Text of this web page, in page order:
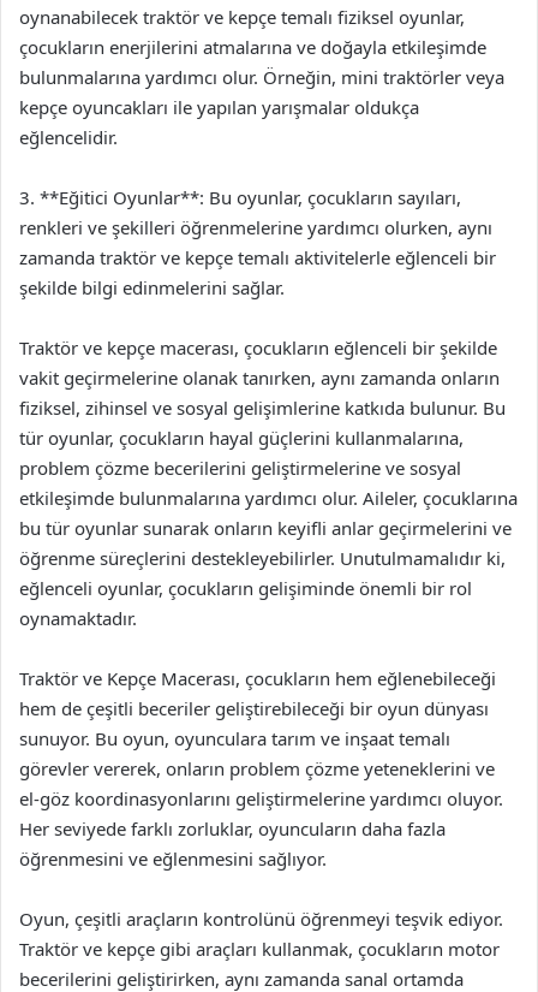
oynanabilecek traktör ve kepçe temalı fiziksel oyunlar,
çocukların enerjilerini atmalarına ve doğayla etkileşimde
bulunmalarına yardımcı olur. Örneğin, mini traktörler veya
kepçe oyuncakları ile yapılan yarışmalar oldukça
eğlencelidir.
3. **Eğitici Oyunlar**: Bu oyunlar, çocukların sayıları,
renkleri ve şekilleri öğrenmelerine yardımcı olurken, aynı
zamanda traktör ve kepçe temalı aktivitelerle eğlenceli bir
şekilde bilgi edinmelerini sağlar.
Traktör ve kepçe macerası, çocukların eğlenceli bir şekilde
vakit geçirmelerine olanak tanırken, aynı zamanda onların
fiziksel, zihinsel ve sosyal gelişimlerine katkıda bulunur. Bu
tür oyunlar, çocukların hayal güçlerini kullanmalarına,
problem çözme becerilerini geliştirmelerine ve sosyal
etkileşimde bulunmalarına yardımcı olur. Aileler, çocuklarına
bu tür oyunlar sunarak onların keyifli anlar geçirmelerini ve
öğrenme süreçlerini destekleyebilirler. Unutulmamalıdır ki,
eğlenceli oyunlar, çocukların gelişiminde önemli bir rol
oynamaktadır.
Traktör ve Kepçe Macerası, çocukların hem eğlenebileceği
hem de çeşitli beceriler geliştirebileceği bir oyun dünyası
sunuyor. Bu oyun, oyunculara tarım ve inşaat temalı
görevler vererek, onların problem çözme yeteneklerini ve
el-göz koordinasyonlarını geliştirmelerine yardımcı oluyor.
Her seviyede farklı zorluklar, oyuncuların daha fazla
öğrenmesini ve eğlenmesini sağlıyor.
Oyun, çeşitli araçların kontrolünü öğrenmeyi teşvik ediyor.
Traktör ve kepçe gibi araçları kullanmak, çocukların motor
becerilerini geliştirirken, aynı zamanda sanal ortamda